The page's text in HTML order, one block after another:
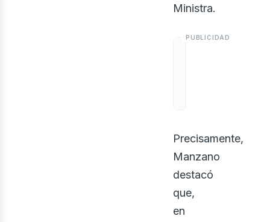
Ministra.
Precisamente,
Manzano
destacó
que,
en